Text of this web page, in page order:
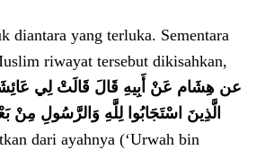
diantara yang terluka. Sementara
riwayat tersebut dikisahkan,
عن هِشَام عَنْ أَبِيهِ قَالَ قَالَتْ لِي
الَّذِينَ اسْتَجَابُوا لِلَّهِ وَالرَّسُولِ مِنْ
dari ayahnya (‘Urwah bin